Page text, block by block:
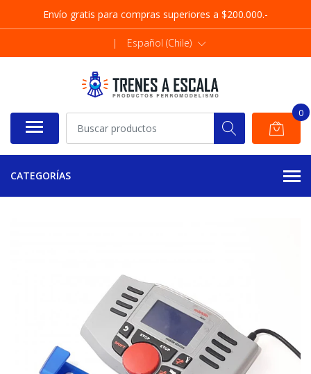
Envío gratis para compras superiores a $200.000.-
| Español (Chile)
0
CATEGORÍAS